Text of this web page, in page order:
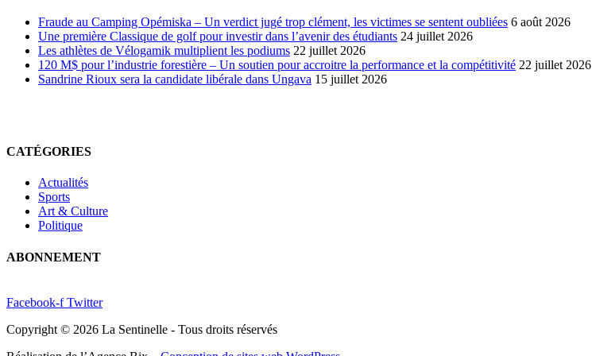
Fraude au Camping Opémiska – Un verdict jugé trop clément, les victimes se sentent oubliées 6 août 2026
Une première Classique de golf pour investir dans l’avenir des étudiants 24 juillet 2026
Les athlètes de Vélogamik multiplient les podiums 22 juillet 2026
120 M$ pour l’industrie forestière – Un soutien pour accroitre la performance et la compétitivité 22 juillet 2026
Sandrine Rioux sera la candidate libérale dans Ungava 15 juillet 2026
CATÉGORIES
Actualités
Sports
Art & Culture
Politique
ABONNEMENT
Facebook-f Twitter
Copyright © 2026 La Sentinelle - Tous droits réservés